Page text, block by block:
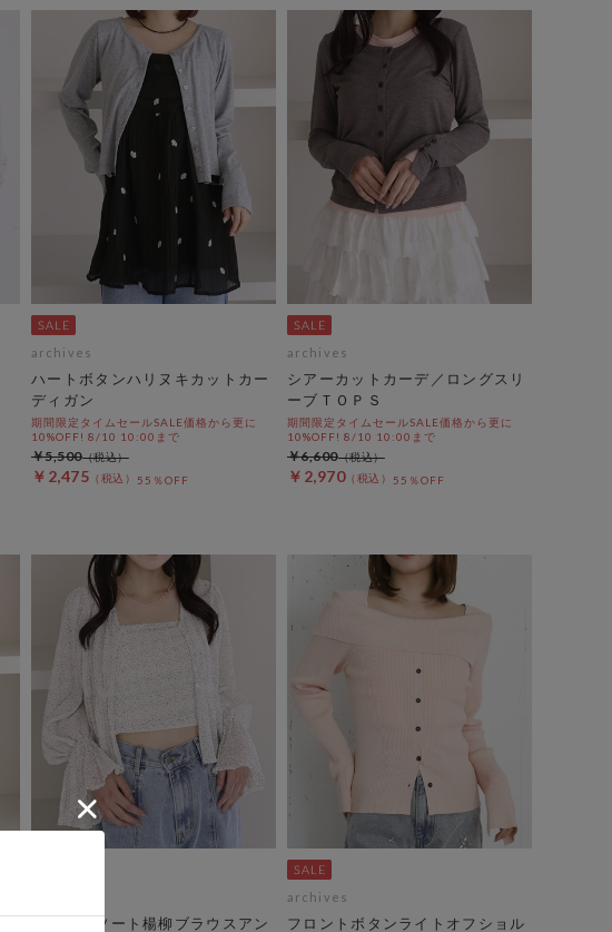
archives
ハートボタンハリヌキカットカー
ディガン
期間限定タイムセールSALE価格から更に
10%OFF! 8/10 10:00まで
￥2,475 55％OFF
￥5,500
archives
シアーカットカーデ／ロングスリ
ーブＴＯＰＳ
期間限定タイムセールSALE価格から更に
10%OFF! 8/10 10:00まで
￥2,970 55％OFF
￥6,600
ドットアソート楊柳ブラウスアン
archives
フロントボタンライトオフショル